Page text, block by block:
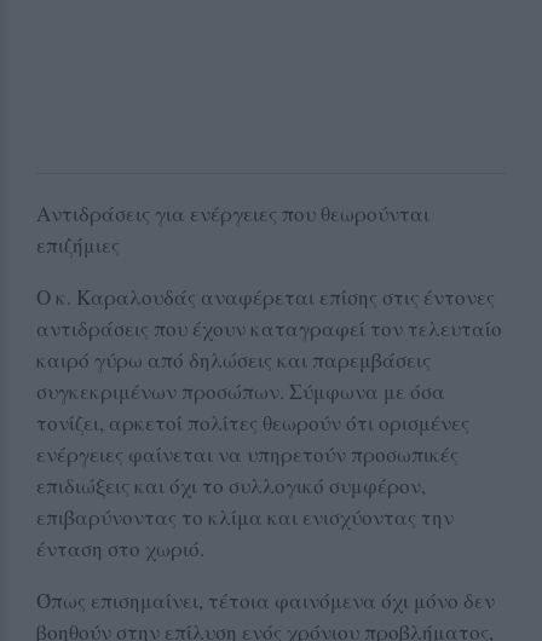
Αντιδράσεις για ενέργειες που θεωρούνται
επιζήμιες
Ο κ. Καραλουδάς αναφέρεται επίσης στις έντονες
αντιδράσεις που έχουν καταγραφεί τον τελευταίο
καιρό γύρω από δηλώσεις και παρεμβάσεις
συγκεκριμένων προσώπων. Σύμφωνα με όσα
τονίζει, αρκετοί πολίτες θεωρούν ότι ορισμένες
ενέργειες φαίνεται να υπηρετούν προσωπικές
επιδιώξεις και όχι το συλλογικό συμφέρον,
επιβαρύνοντας το κλίμα και ενισχύοντας την
ένταση στο χωριό.
Όπως επισημαίνει, τέτοια φαινόμενα όχι μόνο δεν
βοηθούν στην επίλυση ενός χρόνιου προβλήματος,